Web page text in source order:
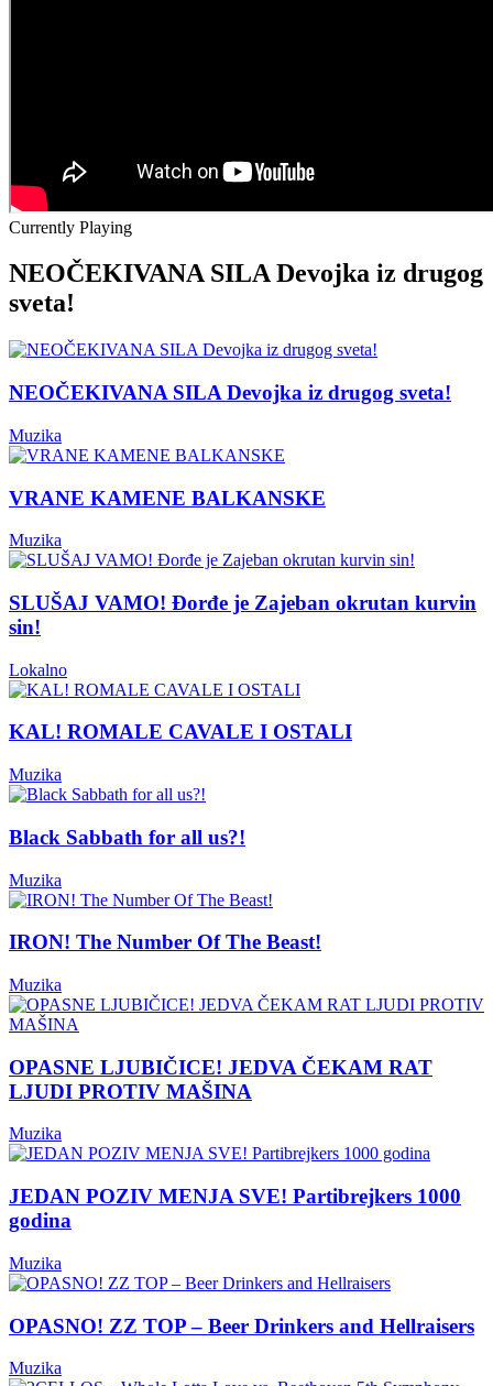
Currently Playing
NEOČEKIVANA SILA Devojka iz drugog
sveta!
NEOČEKIVANA SILA Devojka iz drugog sveta!
Muzika
VRANE KAMENE BALKANSKE
Muzika
SLUŠAJ VAMO! Đorđe je Zajeban okrutan kurvin
sin!
Lokalno
KAL! ROMALE CAVALE I OSTALI
Muzika
Black Sabbath for all us?!
Muzika
IRON! The Number Of The Beast!
Muzika
OPASNE LJUBIČICE! JEDVA ČEKAM RAT
LJUDI PROTIV MAŠINA
Muzika
JEDAN POZIV MENJA SVE! Partibrejkers 1000
godina
Muzika
OPASNO! ZZ TOP – Beer Drinkers and Hellraisers
Muzika